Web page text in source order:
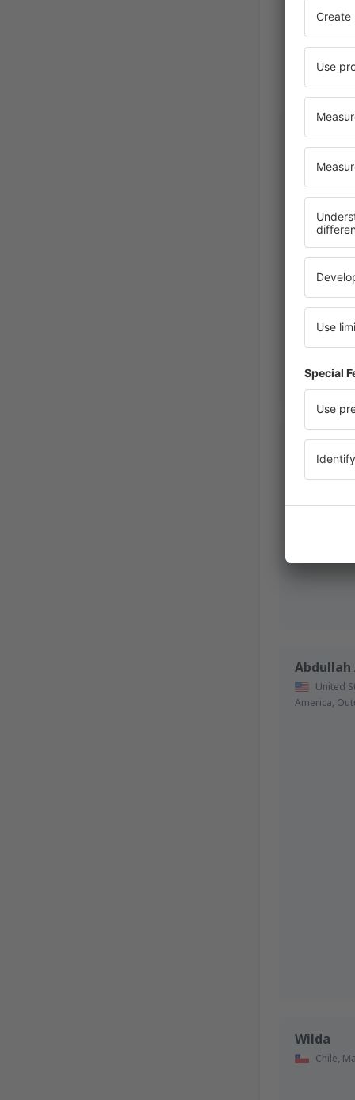
Davey G
United
Janeiro 2026
Jiri
Czech
Abril 2024
Abdullah
United
America,
Wilda
Chile,